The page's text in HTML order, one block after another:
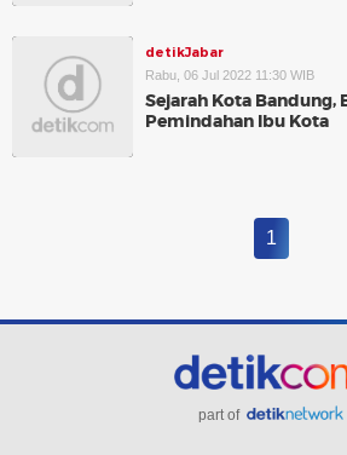
detikJabar
Rabu, 06 Jul 2022 11:30 WIB
Sejarah Kota Bandung,
Pemindahan Ibu Kota
1
part of